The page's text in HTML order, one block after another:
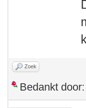
Zoek
Bedankt door: